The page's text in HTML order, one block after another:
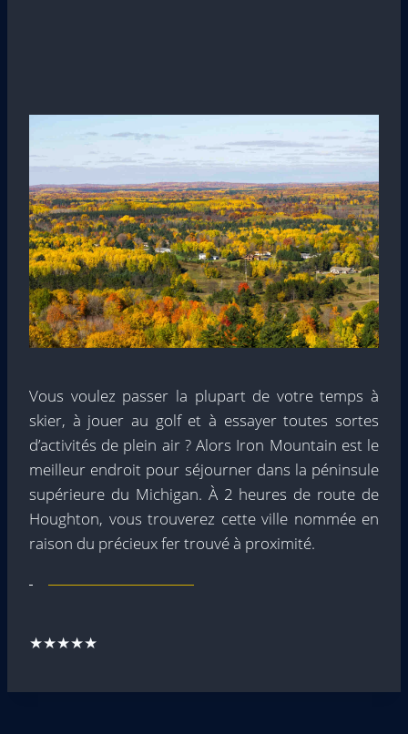
Vous voulez passer la plupart de votre temps à
skier, à jouer au golf et à essayer toutes sortes
d’activités de plein air ? Alors Iron Mountain est le
meilleur endroit pour séjourner dans la péninsule
supérieure du Michigan. À 2 heures de route de
Houghton, vous trouverez cette ville nommée en
raison du précieux fer trouvé à proximité.
★★★★★